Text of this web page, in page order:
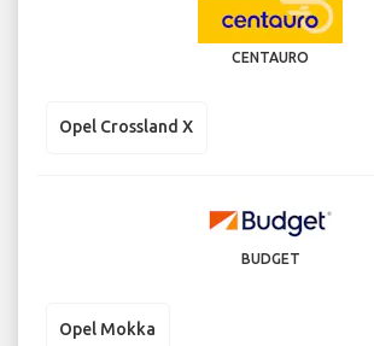
CENTAURO
Opel Crossland X
BUDGET
Opel Mokka